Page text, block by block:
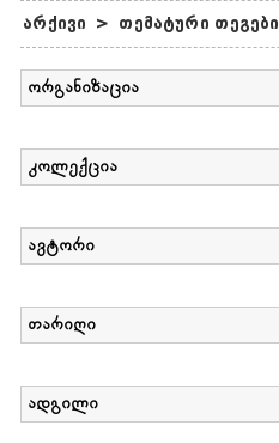
არქივი > თემატური თეგები
ორგანიზაცია
კოლექცია
ავტორი
თარიღი
ადგილი